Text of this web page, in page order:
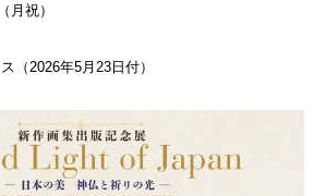
月祝）
（2026年5月23日付）